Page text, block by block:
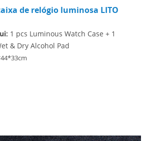
de relógio luminosa LITO
1 pcs Luminous Watch Case + 1
& Dry Alcohol Pad